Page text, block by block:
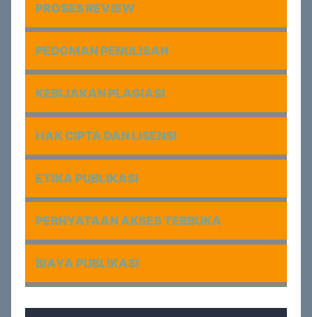
PROSES REVIEW
PEDOMAN PENULISAN
KEBIJAKAN PLAGIASI
HAK CIPTA DAN LISENSI
ETIKA PUBLIKASI
PERNYATAAN AKSES TERBUKA
BIAYA PUBLIKASI